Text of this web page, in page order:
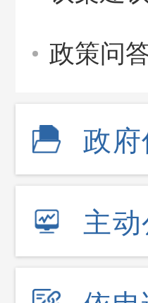
政策问
政
主